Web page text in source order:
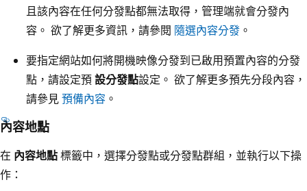
且該內容在任何分發點都無法取得，管理端就會分發內
容。 欲了解更多資訊，請參閱 隨選內容分發 。
要指定網站如何將開機映像分發到已啟用預置內容的分發
點，請設定預設分發點設定。 欲了解更多預先分段內容，
請參見預備內容 。
內容地點
在 內容地點標籤中，選擇分發點或分發點群組，並執行以下操
作：